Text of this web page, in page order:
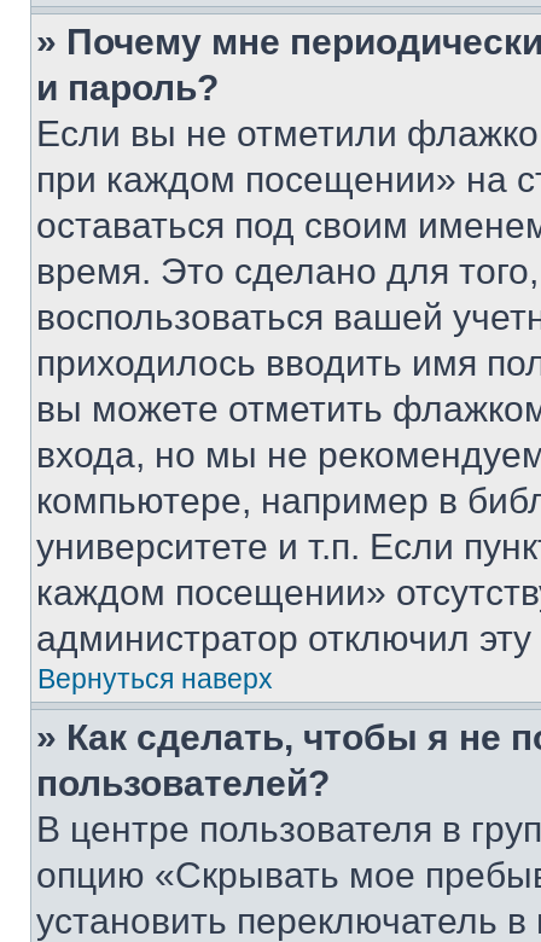
» Почему мне
и пароль?
Если вы не отметили
при каждом посещении» на
оставаться под своим
время. Это сделано для
воспользоваться вашей
приходилось вводить имя
вы можете отметить
входа, но мы не
компьютере, например в
университете и т.п. Если
каждом посещении»
администратор отключил
Вернуться наверх
» Как сделать, чтобы я не
пользователей?
В центре пользователя в
опцию «Скрывать мое
установить переключатель